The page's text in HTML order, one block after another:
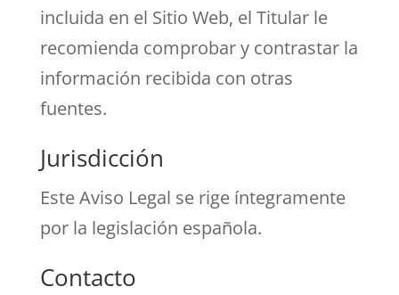
incluida en el Sitio Web, el Titular le
recomienda comprobar y contrastar la
información recibida con otras
fuentes.
Jurisdicción
Este Aviso Legal se rige íntegramente
por la legislación española.
Contacto